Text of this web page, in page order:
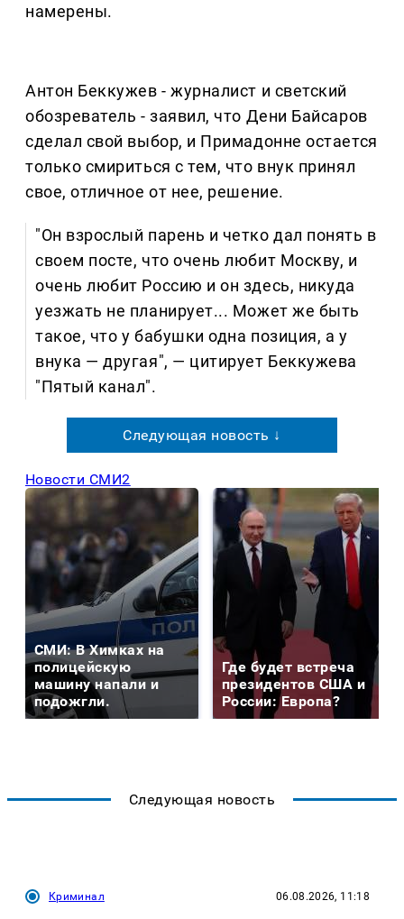
намерены.
Антон Беккужев - журналист и светский
обозреватель - заявил, что Дени Байсаров
сделал свой выбор, и Примадонне остается
только смириться с тем, что внук принял
свое, отличное от нее, решение.
"Он взрослый парень и четко дал понять в
своем посте, что очень любит Москву, и
очень любит Россию и он здесь, никуда
уезжать не планирует... Может же быть
такое, что у бабушки одна позиция, а у
внука — другая", — цитирует Беккужева
"Пятый канал".
Следующая новость ↓
Новости СМИ2
СМИ: В Химках на
полицейскую
машину напали и
подожгли.
Где будет встреча
президентов США и
России: Европа?
Следующая новость
Криминал 06.08.2026, 11:18